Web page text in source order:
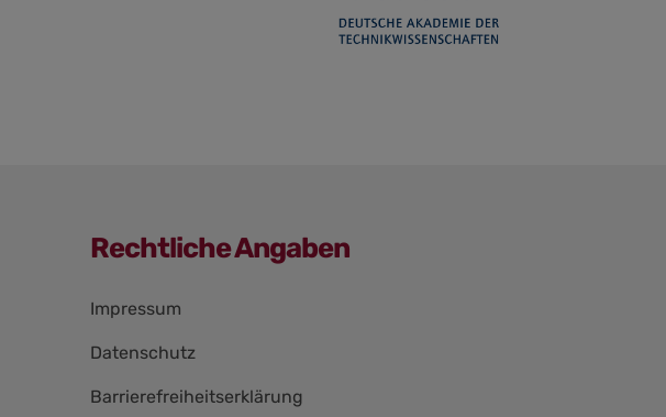
Rechtliche Angaben
überspringen
Impressum
Datenschutz
Barrierefreiheitserklärung